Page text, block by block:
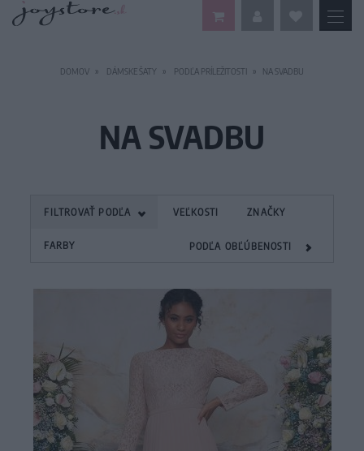
DOMOV DÁMSKE ŠATY PODĽA PRÍLEŽITOSTI NA SVADBU
NA SVADBU
FILTROVAŤ PODĽA VEĽKOSTI ZNAČKY
FARBY PODĽA OBĽÚBENOSTI